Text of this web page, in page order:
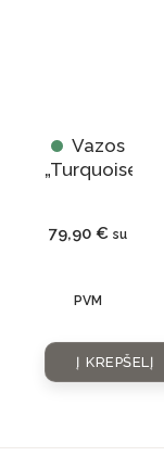
Vazos
„Turquoise”
79,90€ su
PVM
Į KREPŠELĮ